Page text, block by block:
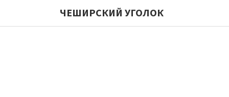
ЧЕШИРСКИЙ УГОЛОК